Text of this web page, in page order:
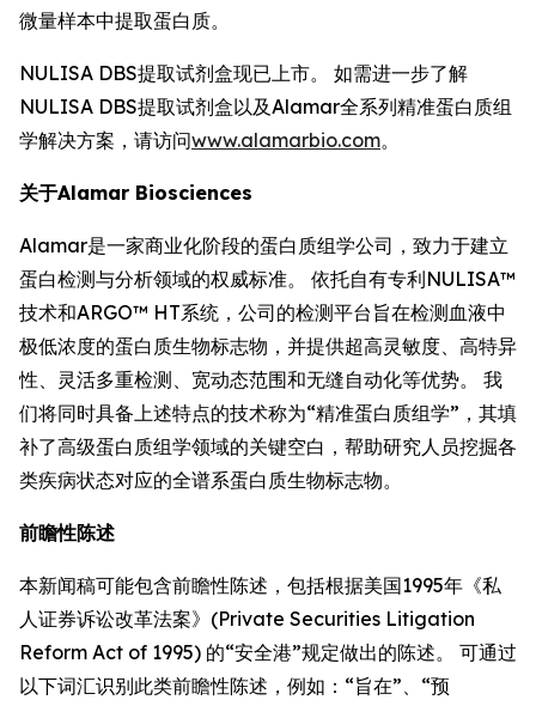
微量样本中提取蛋白质。
NULISA DBS提取试剂盒现已上市。 如需进一步了解
NULISA DBS提取试剂盒以及Alamar全系列精准蛋白质组
学解决方案，请访问www.alamarbio.com。
关于Alamar Biosciences
Alamar是一家商业化阶段的蛋白质组学公司，致力于建立
蛋白检测与分析领域的权威标准。 依托自有专利NULISA™
技术和ARGO™ HT系统，公司的检测平台旨在检测血液中
极低浓度的蛋白质生物标志物，并提供超高灵敏度、高特异
性、灵活多重检测、宽动态范围和无缝自动化等优势。 我
们将同时具备上述特点的技术称为“精准蛋白质组学”，其填
补了高级蛋白质组学领域的关键空白，帮助研究人员挖掘各
类疾病状态对应的全谱系蛋白质生物标志物。
前瞻性陈述
本新闻稿可能包含前瞻性陈述，包括根据美国1995年《私
人证券诉讼改革法案》(Private Securities Litigation
Reform Act of 1995) 的“安全港”规定做出的陈述。 可通过
以下词汇识别此类前瞻性陈述，例如：“旨在”、“预